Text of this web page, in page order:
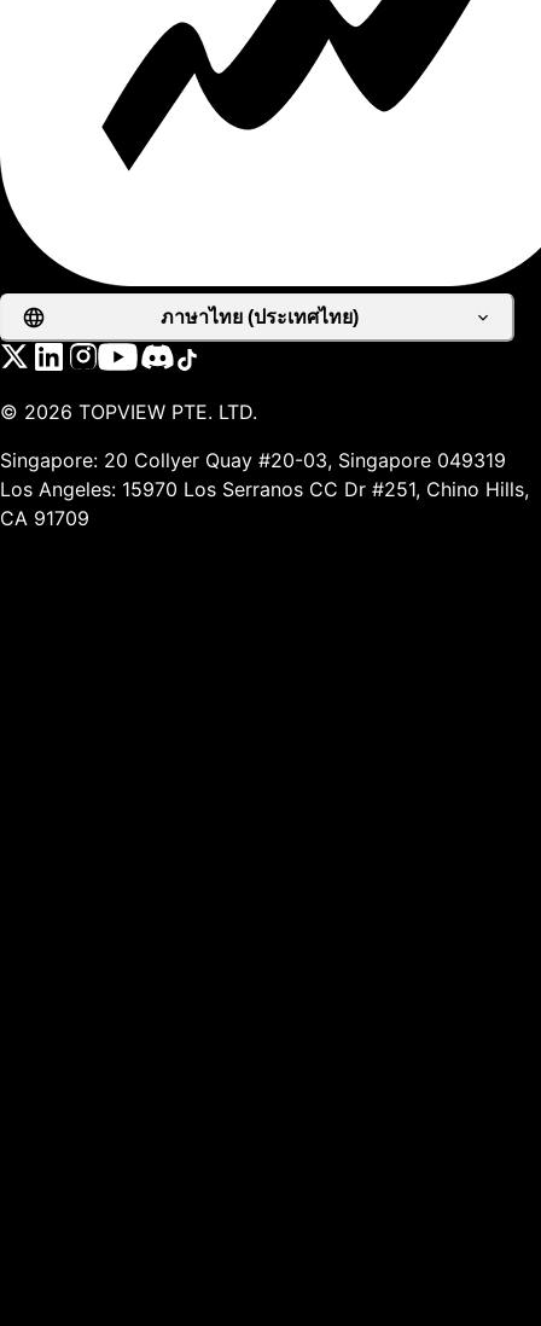
ภาษาไทย (ประเทศไทย)
© 2026 TOPVIEW PTE. LTD.
Singapore: 20 Collyer Quay #20-03, Singapore 049319
Los Angeles: 15970 Los Serranos CC Dr #251, Chino Hills,
CA 91709